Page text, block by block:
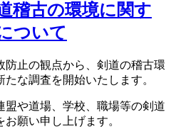
稽古の環境に関す
ついて
止の観点から、剣道の稽古環
な調査を開始いたします。
盟や道場、学校、職場等の剣道
願い申し上げます。